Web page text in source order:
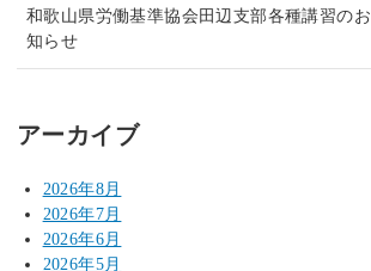
和歌山県労働基準協会田辺支部各種講習のお
知らせ
アーカイブ
2026年8月
2026年7月
2026年6月
2026年5月